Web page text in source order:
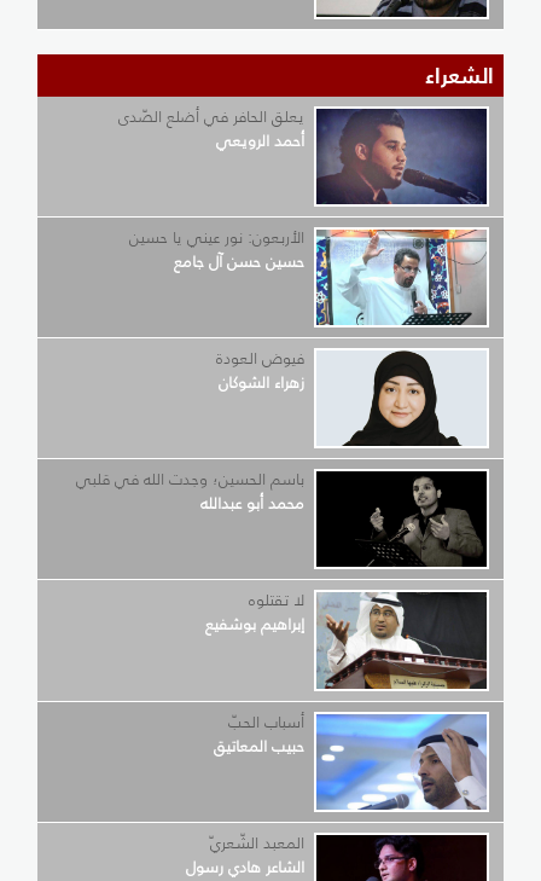
الشعراء
يعلق الحافر في أضلع الصّدى
أحمد الرويعي
الأربعون: نور عيني يا حسين
حسين حسن آل جامع
فيوض العودة
زهراء الشوكان
باسم الحسين؛ وجدت الله في قلبي
محمد أبو عبدالله
لا تقتلوه
إبراهيم بوشفيع
أسباب الحبّ
حبيب المعاتيق
المعبد الشّعريّ
الشاعر هادي رسول